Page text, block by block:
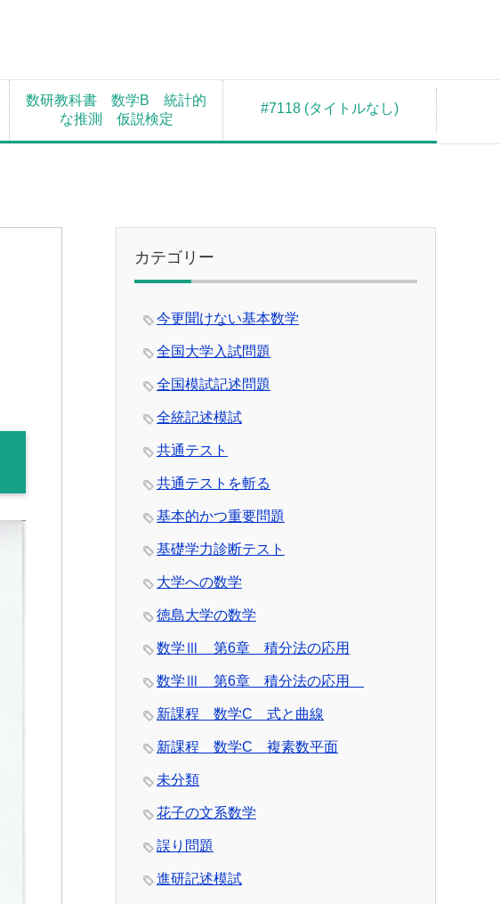
数研教科書 数学B 統計的
な推測 仮説検定
#7118 (タイトルなし)
カテゴリー
今更聞けない基本数学
全国大学入試問題
全国模試記述問題
全統記述模試
共通テスト
共通テストを斬る
基本的かつ重要問題
基礎学力診断テスト
大学への数学
徳島大学の数学
数学Ⅲ 第6章 積分法の応用
数学Ⅲ 第6章 積分法の応用
新課程 数学C 式と曲線
新課程 数学C 複素数平面
未分類
花子の文系数学
誤り問題
進研記述模試